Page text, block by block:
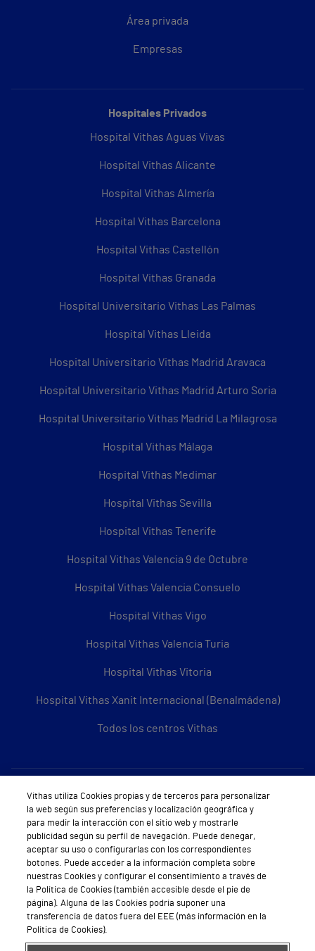
Área privada
Empresas
Hospitales Privados
Hospital Vithas Aguas Vivas
Hospital Vithas Alicante
Hospital Vithas Almería
Hospital Vithas Barcelona
Hospital Vithas Castellón
Hospital Vithas Granada
Hospital Universitario Vithas Las Palmas
Hospital Vithas Lleida
Hospital Universitario Vithas Madrid Aravaca
Hospital Universitario Vithas Madrid Arturo Soria
Hospital Universitario Vithas Madrid La Milagrosa
Hospital Vithas Málaga
Hospital Vithas Medimar
Hospital Vithas Sevilla
Hospital Vithas Tenerife
Hospital Vithas Valencia 9 de Octubre
Hospital Vithas Valencia Consuelo
Hospital Vithas Vigo
Hospital Vithas Valencia Turia
Hospital Vithas Vitoria
Hospital Vithas Xanit Internacional (Benalmádena)
Todos los centros Vithas
Sobre Vithas
Quiénes somos
Trabajar en Vithas
Teléfono Cita Médica
Teléfono Atención al Cliente
Política de seguridad y salud en el trabajo
Vithas utiliza Cookies propias y de terceros para personalizar
la web según sus preferencias y localización geográfica y
para medir la interacción con el sitio web y mostrarle
publicidad según su perfil de navegación. Puede denegar,
aceptar su uso o configurarlas con los correspondientes
botones. Puede acceder a la información completa sobre
nuestras Cookies y configurar el consentimiento a través de
la Política de Cookies (también accesible desde el pie de
página). Alguna de las Cookies podría suponer una
transferencia de datos fuera del EEE (más información en la
Política de Cookies).